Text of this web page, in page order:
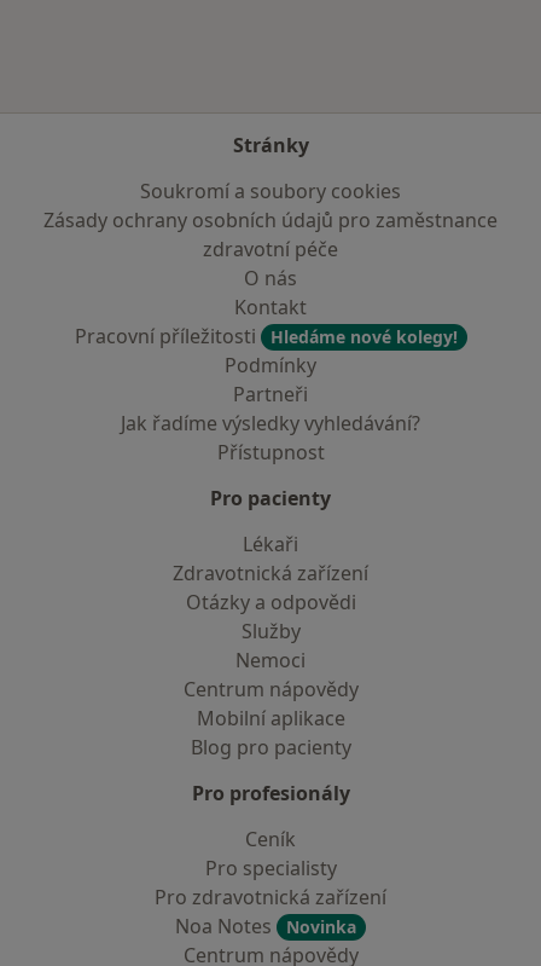
Stránky
Soukromí a soubory cookies
Zásady ochrany osobních údajů pro zaměstnance
zdravotní péče
O nás
Kontakt
Pracovní příležitosti
Hledáme nové kolegy!
Podmínky
Partneři
Jak řadíme výsledky vyhledávání?
Přístupnost
Pro pacienty
Lékaři
Zdravotnická zařízení
Otázky a odpovědi
Služby
Nemoci
Centrum nápovědy
Mobilní aplikace
Blog pro pacienty
Pro profesionály
Ceník
Pro specialisty
Pro zdravotnická zařízení
Noa Notes
Novinka
Centrum nápovědy